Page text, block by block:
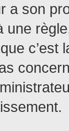
a son
une
c’est